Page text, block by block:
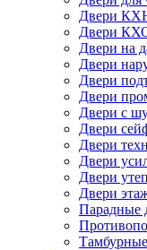
Двери
Двери
Двери на
Двери
Двери
Двери
Двери с
Двери
Двери
Двери
Двери
Двери
Парадные